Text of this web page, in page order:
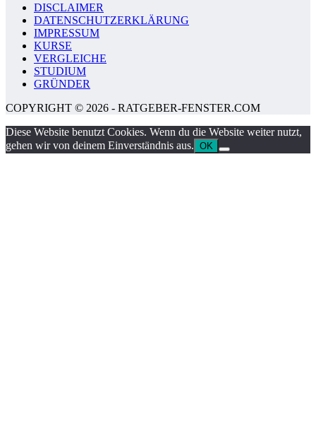
DISCLAIMER
DATENSCHUTZERKLÄRUNG
IMPRESSUM
KURSE
VERGLEICHE
STUDIUM
GRÜNDER
COPYRIGHT © 2026 - RATGEBER-FENSTER.COM
Diese Website benutzt Cookies. Wenn du die Website weiter nutzt,
gehen wir von deinem Einverständnis aus. OK